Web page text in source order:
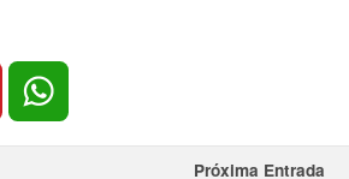
Próxima Entrada